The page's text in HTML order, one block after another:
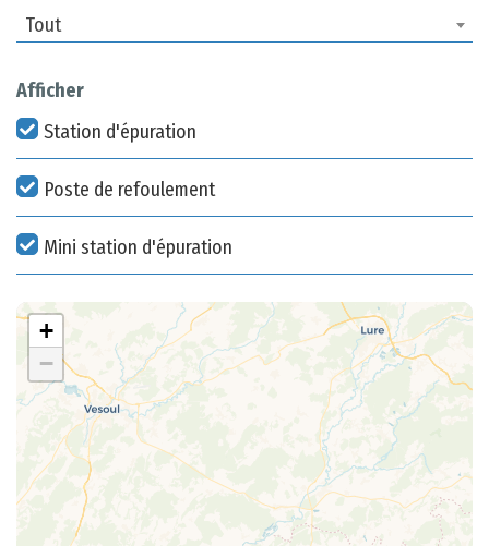
Tout
Afficher
Station d'épuration
Poste de refoulement
Mini station d'épuration
+
−